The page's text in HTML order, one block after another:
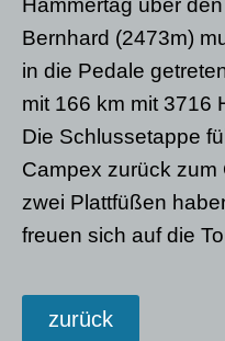
Hammertag über
Bernhard (2473m)
in die Pedale
mit 166 km mit 3716
Die Schlussetappe
Campex zurück zum
zwei Plattfüßen
freuen sich auf die
zurück